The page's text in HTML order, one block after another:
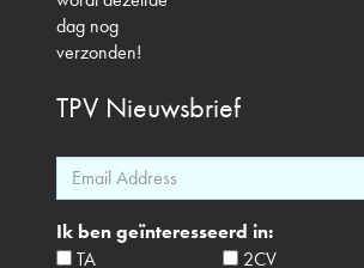
dag nog
verzonden!
TPV Nieuwsbrief
Ik ben geïnteresseerd in:
TA
2CV